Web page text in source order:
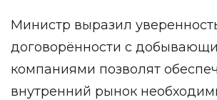
Министр выразил
договорённости с
компаниями позволят
внутренний рынок